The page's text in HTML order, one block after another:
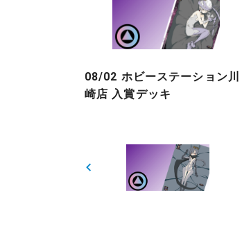
08/02 ホビーステーション川
崎店 入賞デッキ
稿